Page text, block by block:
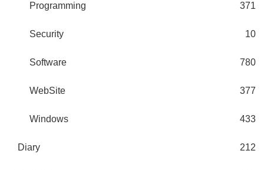
Programming 371
Security 10
Software 780
WebSite 377
Windows 433
Diary 212